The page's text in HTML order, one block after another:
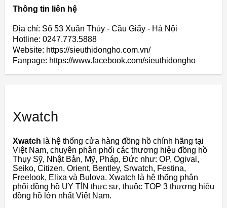
Thông tin liên hệ
Địa chỉ: Số 53 Xuân Thủy - Cầu Giấy - Hà Nội
Hotline: 0247.773.5888
Website: https://sieuthidongho.com.vn/
Fanpage: https://www.facebook.com/sieuthidongho
Xwatch
Xwatch là hệ thống cửa hàng đồng hồ chính hãng tại
Việt Nam, chuyên phân phối các thương hiệu đồng hồ
Thụy Sỹ, Nhật Bản, Mỹ, Pháp, Đức như: OP, Ogival,
Seiko, Citizen, Orient, Bentley, Srwatch, Festina,
Freelook, Elixa và Bulova. Xwatch là hệ thống phân
phối đồng hồ UY TÍN thực sự, thuộc TOP 3 thương hiệu
đồng hồ lớn nhất Việt Nam.